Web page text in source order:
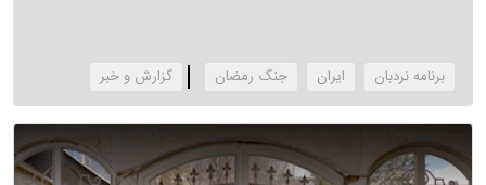
برنامه نردبان ایران جنگ رمضان ‌گزارش و خبر